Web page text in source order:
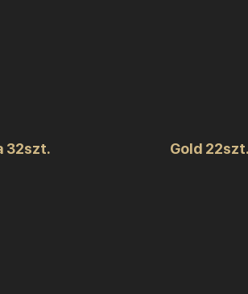
32szt. Gold 22szt.